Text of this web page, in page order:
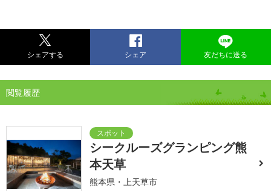
シェアする シェア 友だちに送る
閲覧履歴
シークルーズグランピング熊
本天草
熊本県・上天草市